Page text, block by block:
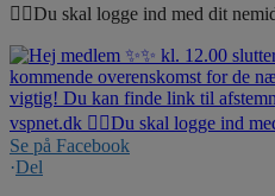
☝🏼Du skal logge ind med dit
Se på Facebook
·Del